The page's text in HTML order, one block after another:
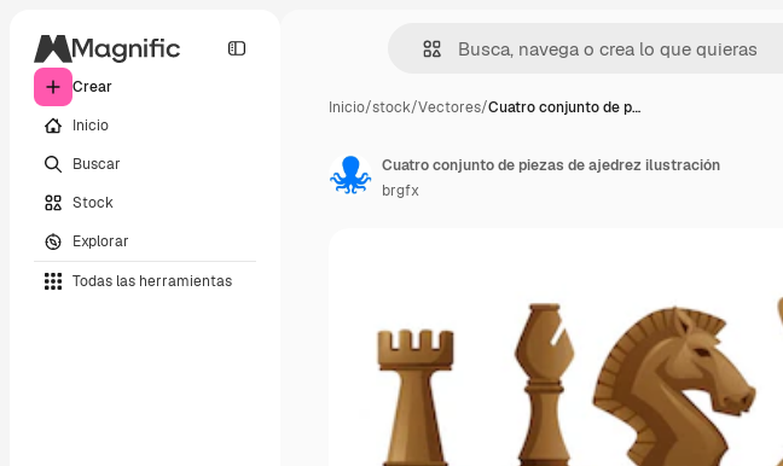
Crear
Inicio
Buscar
Stock
Explorar
Todas las herramientas
Inicio/stock/Vectores/Cuatro conjunto de p…
Cuatro conjunto de piezas de ajedrez ilustración
brgfx